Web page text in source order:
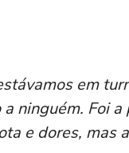
em
ninguém. Foi
e dores, mas